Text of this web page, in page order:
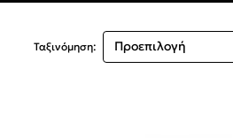
Ταξινόμηση: